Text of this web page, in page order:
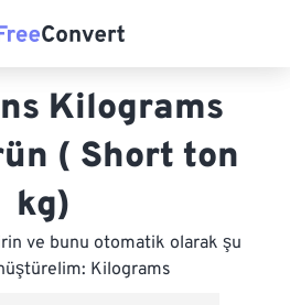
Kilograms
( Short ton
kg)
ve bunu otomatik olarak şu
Kilograms